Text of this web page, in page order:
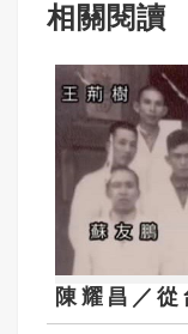
相關閱讀
陳耀昌／